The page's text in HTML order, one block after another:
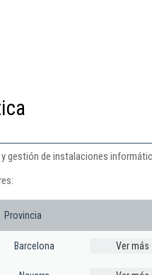
gestión de instalaciones
Provincia
Barcelona Ver más